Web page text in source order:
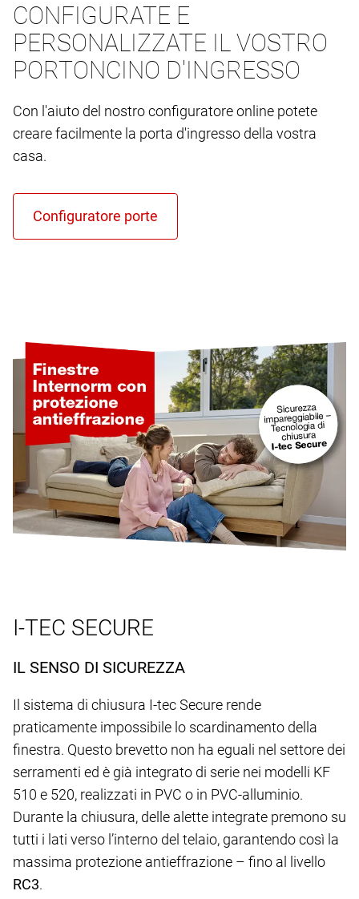
CONFIGURATE E
PERSONALIZZATE IL VOSTRO
PORTONCINO D'INGRESSO
Con l'aiuto del nostro configuratore online potete
creare facilmente la porta d'ingresso della vostra
casa.
I-TEC SECURE
IL SENSO DI SICUREZZA
Il sistema di chiusura I-tec Secure rende
praticamente impossibile lo scardinamento della
finestra. Questo brevetto non ha eguali nel settore dei
serramenti ed è già integrato di serie nei modelli KF
510 e 520, realizzati in PVC o in PVC-alluminio.
Durante la chiusura, delle alette integrate premono su
tutti i lati verso l’interno del telaio, garantendo così la
massima protezione antieffrazione – fino al livello
RC3.